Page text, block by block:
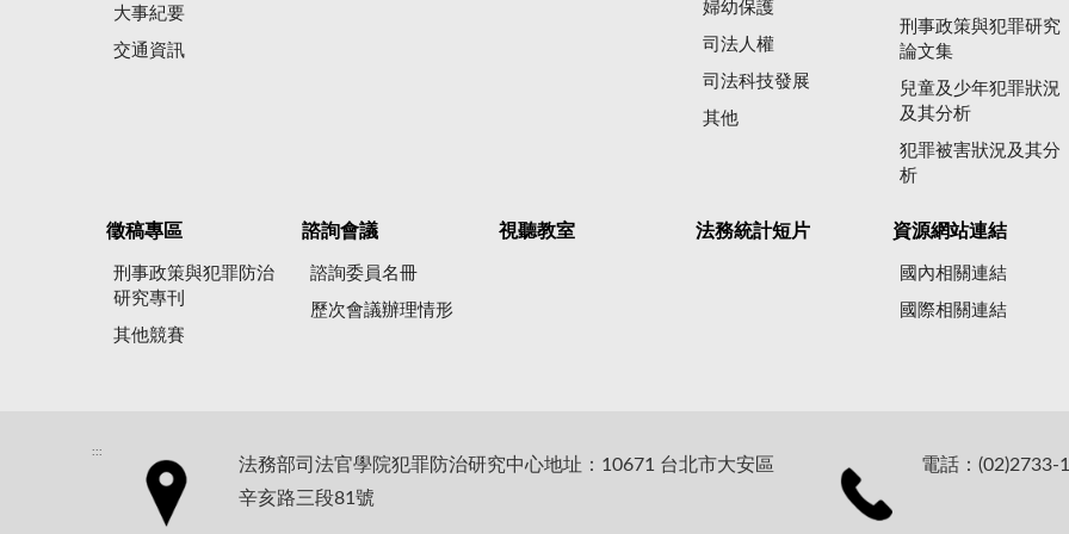
大事紀要
交通資訊
婦幼保護
司法人權
司法科技發展
其他
刑事政策與犯罪研究
論文集
兒童及少年犯罪狀況
及其分析
犯罪被害狀況及其分
析
徵稿專區
刑事政策與犯罪防治
研究專刊
其他競賽
諮詢會議
諮詢委員名冊
歷次會議辦理情形
視聽教室 法務統計短片 資源網站連結
國內相關連結
國際相關連結
:::
法務部司法官學院犯罪防治研究中心地址：10671 台北市大安區
辛亥路三段81號
電話：(02)2733-